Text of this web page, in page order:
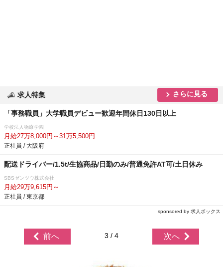
求人特集 さらに見る
「事務職員」大学職員デビュー歓迎年間休日130日以上
学校法人物療学園
月給27万8,000円～31万5,500円
正社員 / 大阪府
配送ドライバー/1.5t/生協商品/日勤のみ/普通免許AT可/土日休み
SBSゼンツウ株式会社
月給29万9,615円～
正社員 / 東京都
sponsored by 求人ボックス
前へ 3 / 4 次へ